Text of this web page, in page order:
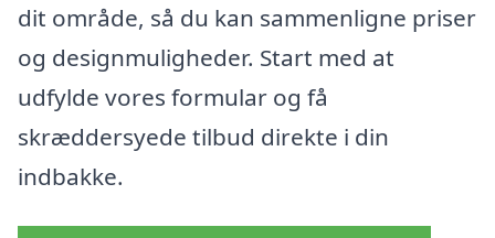
dit område, så du kan sammenligne priser
og designmuligheder. Start med at
udfylde vores formular og få
skræddersyede tilbud direkte i din
indbakke.